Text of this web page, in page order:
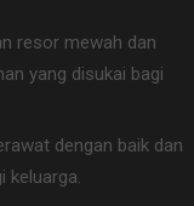
resor mewah dan
yang disukai bagi
dengan baik dan
keluarga.